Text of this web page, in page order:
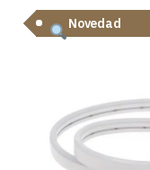
Novedad